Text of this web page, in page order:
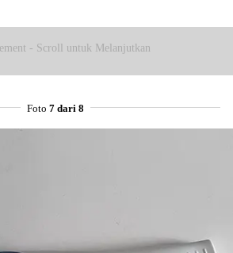
- Scroll untuk Melanjutkan
Foto 7 dari 8